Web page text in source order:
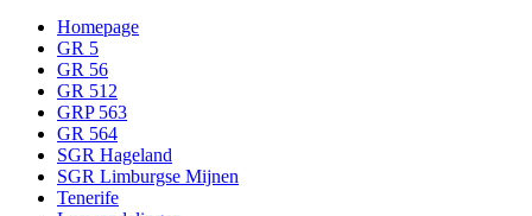
Homepage
GR 5
GR 56
GR 512
GRP 563
GR 564
SGR Hageland
SGR Limburgse Mijnen
Tenerife